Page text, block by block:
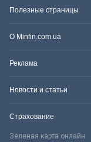
Полезные страницы
О Minfin.com.ua
Реклама
Новости и статьи
Страхование
Зеленая карта онлайн